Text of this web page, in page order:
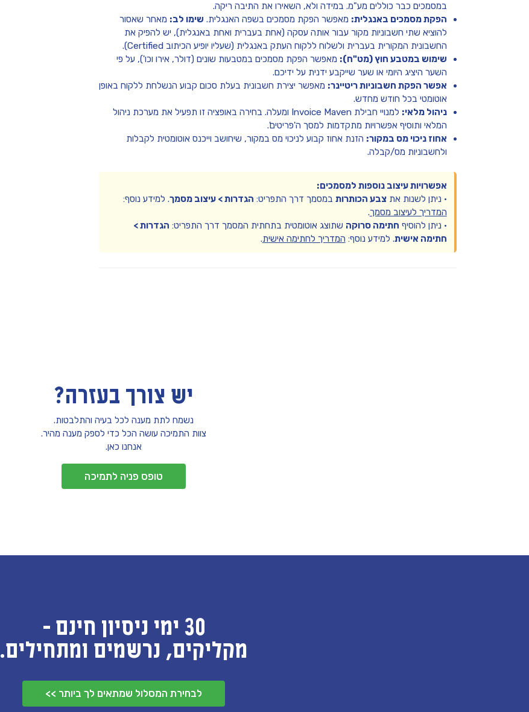
במסמכים כבר כוללים מע"מ. במידה ולא, השאירו את התיבה ריקה.
הפקת מסמכים באנגלית: מאפשר הפקת מסמכים בשפה האנגלית. שימו לב: מאחר שאסור
להוציא שתי חשבוניות מקור עבור אותה עסקה (אחת בעברית ואחת באנגלית), יש להפיק את
החשבונית המקורית בעברית ולשלוח ללקוח העתק באנגלית (שעליו יופיע הכיתוב Certified).
שימוש במטבע חוץ (מט"ח): מאפשר הפקת מסמכים במטבעות שונים (דולר, אירו וכו'), על פי
השער היציג היומי או שער שייקבע ידנית על ידיכם.
אפשר הפקת חשבוניות ריטיינר: מאפשר יצירת חשבונית בעלת סכום קבוע הנשלחת ללקוח באופן
אוטומטי בכל חודש מחדש.
ניהול מלאי:
למנויי חבילת Invoice Maven ומעלה. בחירה באופציה זו תפעיל את מערכת ניהול
המלאי ותוסיף אפשרויות מתקדמות למסך ה'פריטים'.
אחוז ניכוי מס במקור: הזנת אחוז קבוע לניכוי מס במקור, שיחושב וייכנס אוטומטית לקבלות
ולחשבוניות מס/קבלה.
אפשרויות עיצוב נוספות למסמכים:
• ניתן לשנות אתצבע הכותרות במסמך דרך התפריט: הגדרות > עיצוב מסמך. למידע נוסף:
המדריך לעיצוב מסמך.
• ניתן להוסיף חתימה סרוקה שתוצג אוטומטית בתחתית המסמך דרך התפריט: הגדרות >
חתימה אישית. למידע נוסף: המדריך לחתימה אישית.
יש צורך בעזרה?
נשמח לתת מענה לכל בעיה והתלבטות.
צוות התמיכה עושה הכל כדי לספק מענה מהיר.
אנחנו כאן.
טופס פניה לתמיכה
30 ימי ניסיון חינם -
מקליקים, נרשמים ומתחילים.
לבחירת המסלול שמתאים לך ביותר >>